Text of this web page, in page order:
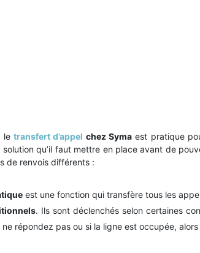
le transfert d’appel chez Syma est pratique
solution qu’il faut mettre en place avant de
de renvois différents :
est une fonction qui transfère tous les
. Ils sont déclenchés selon certaines
répondez pas ou si la ligne est occupée,